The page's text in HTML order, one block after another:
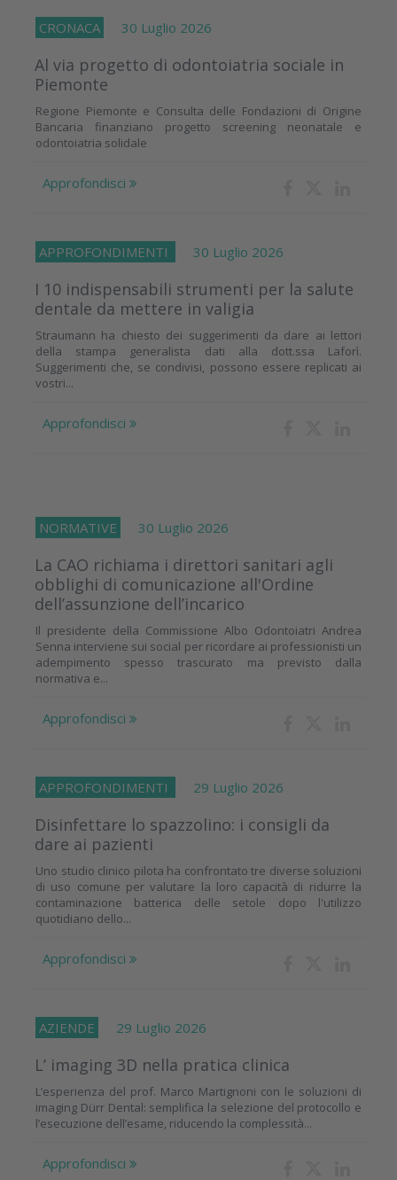
CRONACA 30 Luglio 2026
Al via progetto di odontoiatria sociale in
Piemonte
Regione Piemonte e Consulta delle Fondazioni di Origine
Bancaria finanziano progetto screening neonatale e
odontoiatria solidale
Approfondisci
APPROFONDIMENTI 30 Luglio 2026
I 10 indispensabili strumenti per la salute
dentale da mettere in valigia
Straumann ha chiesto dei suggerimenti da dare ai lettori
della stampa generalista dati alla dott.ssa Laforì.
Suggerimenti che, se condivisi, possono essere replicati ai
vostri...
Approfondisci
NORMATIVE 30 Luglio 2026
La CAO richiama i direttori sanitari agli
obblighi di comunicazione all'Ordine
dell’assunzione dell’incarico
Il presidente della Commissione Albo Odontoiatri Andrea
Senna interviene sui social per ricordare ai professionisti un
adempimento spesso trascurato ma previsto dalla
normativa e...
Approfondisci
APPROFONDIMENTI 29 Luglio 2026
Disinfettare lo spazzolino: i consigli da
dare ai pazienti
Uno studio clinico pilota ha confrontato tre diverse soluzioni
di uso comune per valutare la loro capacità di ridurre la
contaminazione batterica delle setole dopo l'utilizzo
quotidiano dello...
Approfondisci
AZIENDE 29 Luglio 2026
L’ imaging 3D nella pratica clinica
L’esperienza del prof. Marco Martignoni con le soluzioni di
imaging Dürr Dental: semplifica la selezione del protocollo e
l’esecuzione dell’esame, riducendo la complessità...
Approfondisci